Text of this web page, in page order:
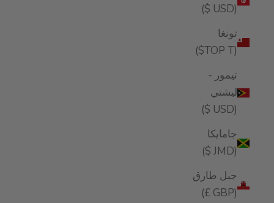
(USD $)
تونغا
(TOP T$)
تيمور -
ليشتي
(USD $)
جامايكا
(JMD $)
جبل طارق
(GBP £)